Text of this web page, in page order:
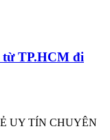
từ TP.HCM đi
UY TÍN CHUYÊN